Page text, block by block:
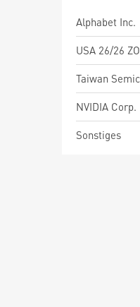
Alphabet Inc.
USA 26/26 ZO
NVIDIA Corp.
Sonstiges